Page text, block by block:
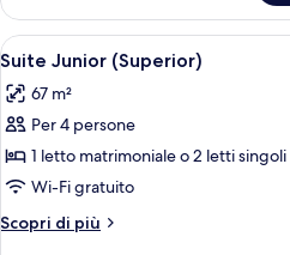
Superior
(2+1)
Apri
tutte
le
foto
per
Suite
Junior
(Superior)
5
Suite Junior (Superior)
67 m²
Per 4 persone
1 letto matrimoniale o 2 letti singoli
Wi-Fi gratuito
Scopri di più
Altri